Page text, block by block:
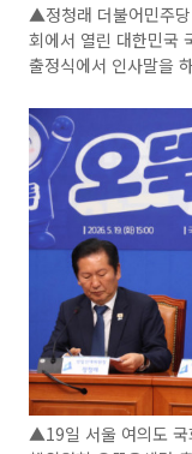
▲정청래 더불어민주
회에서 열린 대한민국
출정식에서 인사말을
▲19일 서울 여의도 국